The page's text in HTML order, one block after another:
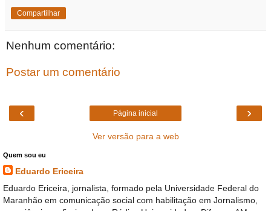
Compartilhar
Nenhum comentário:
Postar um comentário
‹ ›
Página inicial
Ver versão para a web
Quem sou eu
Eduardo Ericeira
Eduardo Ericeira, jornalista, formado pela Universidade Federal do
Maranhão em comunicação social com habilitação em Jornalismo,